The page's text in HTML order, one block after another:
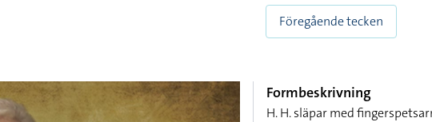
Föregående tecken
Formbeskrivning
H. H. släpar med